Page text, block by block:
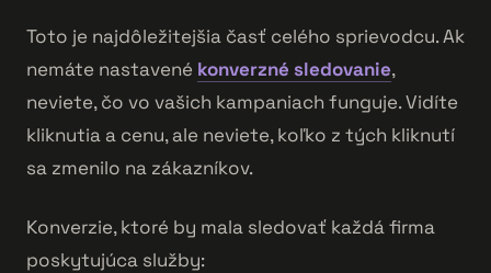
Toto je najdôležitejšia časť celého sprievodcu. Ak
nemáte nastavené konverzné sledovanie,
neviete, čo vo vašich kampaniach funguje. Vidíte
kliknutia a cenu, ale neviete, koľko z tých kliknutí
sa zmenilo na zákazníkov.
Konverzie, ktoré by mala sledovať každá firma
poskytujúca služby: